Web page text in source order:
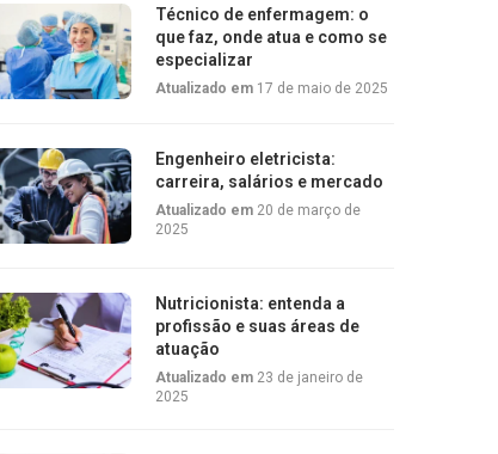
Técnico de enfermagem: o
que faz, onde atua e como se
especializar
Atualizado em 17 de maio de 2025
Engenheiro eletricista:
carreira, salários e mercado
Atualizado em 20 de março de
2025
Nutricionista: entenda a
profissão e suas áreas de
atuação
Atualizado em 23 de janeiro de
2025